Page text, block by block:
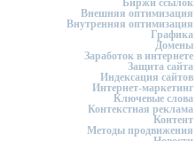
Биржи ссылок
Внешняя оптимизация
Внутренняя оптимизация
Графика
Домены
Заработок в интернете
Защита сайта
Индексация сайтов
Интернет-маркетинг
Ключевые слова
Контекстная реклама
Контент
Методы продвижения